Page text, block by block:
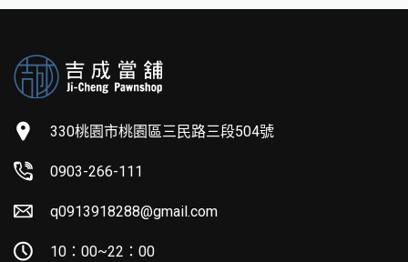
330桃園市桃園區三民路三段504號
0903-266-111
q0913918288@gmail.com
10：00~22：00